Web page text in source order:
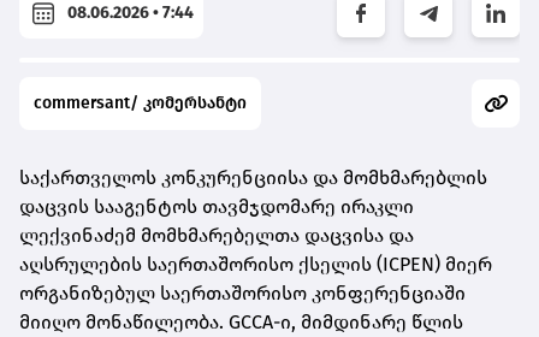
08.06.2026 • 7:44
commersant/ კომერსანტი
საქართველოს კონკურენციისა და მომხმარებლის
დაცვის სააგენტოს თავმჯდომარე ირაკლი
ლექვინაძემ მომხმარებელთა დაცვისა და
აღსრულების საერთაშორისო ქსელის (ICPEN) მიერ
ორგანიზებულ საერთაშორისო კონფერენციაში
მიიღო მონაწილეობა. GCCA-ი, მიმდინარე წლის